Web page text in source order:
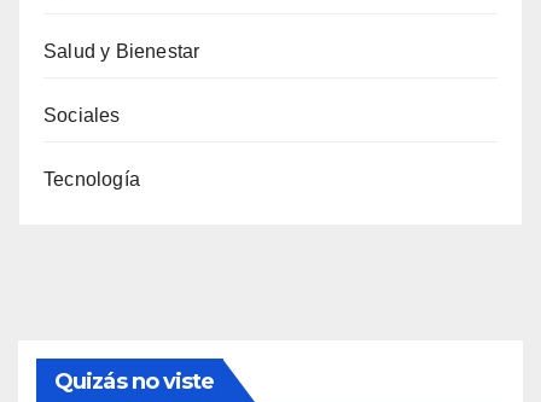
Salud y Bienestar
Sociales
Tecnología
Quizás no viste